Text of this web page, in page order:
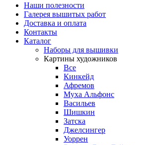
Наши полезности
Галерея вышитых работ
Доставка и оплата
Контакты
Каталог
Наборы для вышивки
Картины художников
Все
Кинкейд
Афремов
Муха Альфонс
Васильев
Шишкин
Затска
Джелсингер
Уоррен